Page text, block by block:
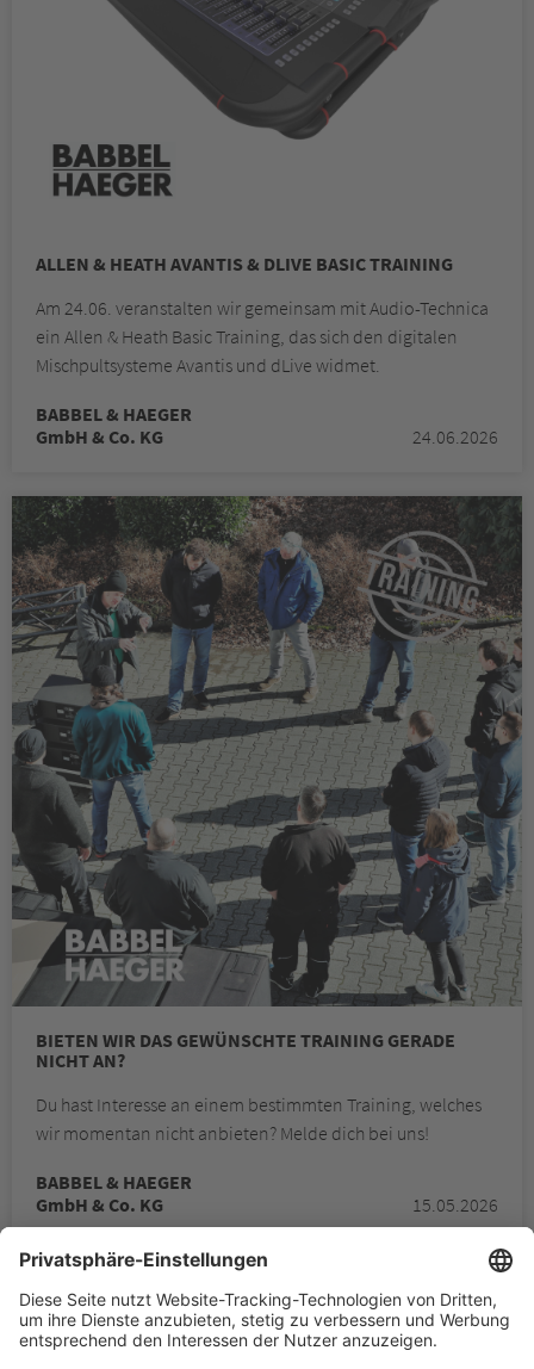
ALLEN & HEATH AVANTIS & DLIVE BASIC TRAINING
Am 24.06. veranstalten wir gemeinsam mit Audio-Technica
ein Allen & Heath Basic Training, das sich den digitalen
Mischpultsysteme Avantis und dLive widmet.
BABBEL & HAEGER
GmbH & Co. KG
24.06.2026
BIETEN WIR DAS GEWÜNSCHTE TRAINING GERADE
NICHT AN?
Du hast Interesse an einem bestimmten Training, welches
wir momentan nicht anbieten? Melde dich bei uns!
BABBEL & HAEGER
GmbH & Co. KG
15.05.2026